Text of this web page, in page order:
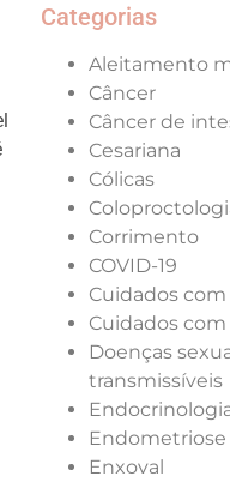
Categorias
Aleitamento
Câncer
Câncer de
Cesariana
Cólicas
Corrimento
COVID-19
Cuidados
Cuidados
Doenças
transmissíveis
Endometriose
Enxoval